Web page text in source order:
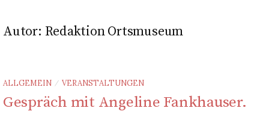
Autor: Redaktion Ortsmuseum
ALLGEMEIN / VERANSTALTUNGEN
Gespräch mit Angeline Fankhauser.